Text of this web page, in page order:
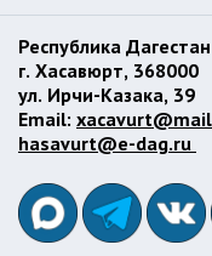
Республика Дагестан
г. Хасавюрт, 368000
ул. Ирчи-Казака, 39
Email:
hasavurt@e-dag.ru